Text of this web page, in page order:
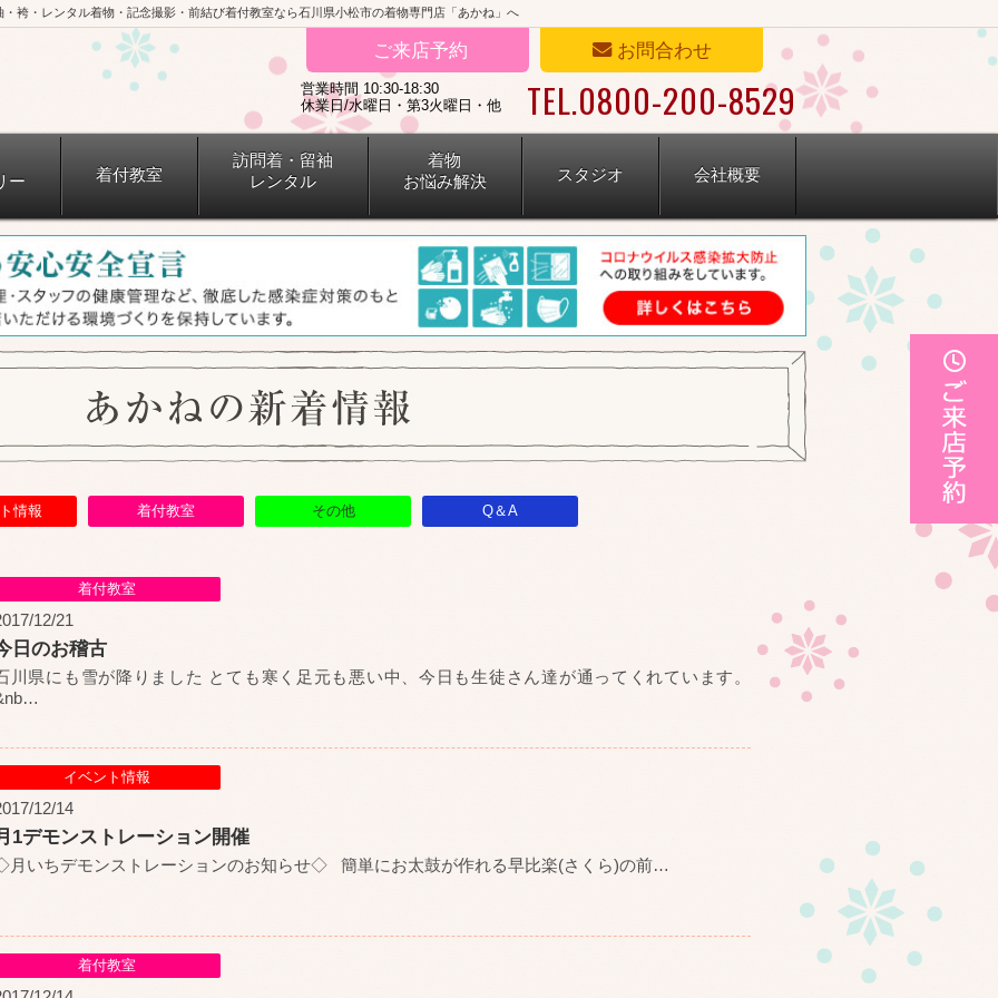
・袴・レンタル着物・記念撮影・前結び着付教室なら石川県小松市の着物専門店「あかね」へ
ご来店予約 お問合わせ
営業時間 10:30-18:30
休業日/水曜日・第3火曜日・他
TEL.0800-200-8529
ー 着付教室
訪問着・留袖
レンタル
着物
お悩み解決
スタジオ 会社概要
情報 着付教室 その他 Q＆A
着付教室
12/21
日のお稽古
川県にも雪が降りました とても寒く足元も悪い中、今日も生徒さん達が通ってくれています。
…
イベント情報
12/14
1デモンストレーション開催
月いちデモンストレーションのお知らせ◇ 簡単にお太鼓が作れる早比楽(さくら)の前…
着付教室